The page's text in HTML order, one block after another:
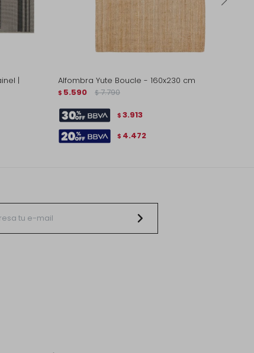
|
Alfombra Yute Boucle - 160x230 cm
$ 5.590 $ 7.790
$ 3.913
$ 4.472